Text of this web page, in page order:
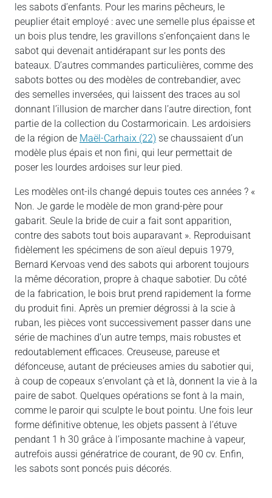
les sabots d’enfants. Pour les marins pêcheurs, le
peuplier était employé : avec une semelle plus épaisse et
un bois plus tendre, les gravillons s’enfonçaient dans le
sabot qui devenait antidérapant sur les ponts des
bateaux. D’autres commandes particulières, comme des
sabots bottes ou des modèles de contrebandier, avec
des semelles inversées, qui laissent des traces au sol
donnant l’illusion de marcher dans l’autre direction, font
partie de la collection du Costarmoricain. Les ardoisiers
de la région de Maël-Carhaix (22) se chaussaient d’un
modèle plus épais et non fini, qui leur permettait de
poser les lourdes ardoises sur leur pied.
Les modèles ont-ils changé depuis toutes ces années ? «
Non. Je garde le modèle de mon grand-père pour
gabarit. Seule la bride de cuir a fait sont apparition,
contre des sabots tout bois auparavant ». Reproduisant
fidèlement les spécimens de son aïeul depuis 1979,
Bernard Kervoas vend des sabots qui arborent toujours
la même décoration, propre à chaque sabotier. Du côté
de la fabrication, le bois brut prend rapidement la forme
du produit fini. Après un premier dégrossi à la scie à
ruban, les pièces vont successivement passer dans une
série de machines d’un autre temps, mais robustes et
redoutablement efficaces. Creuseuse, pareuse et
défonceuse, autant de précieuses amies du sabotier qui,
à coup de copeaux s’envolant çà et là, donnent la vie à la
paire de sabot. Quelques opérations se font à la main,
comme le paroir qui sculpte le bout pointu. Une fois leur
forme définitive obtenue, les objets passent à l’étuve
pendant 1 h 30 grâce à l’imposante machine à vapeur,
autrefois aussi génératrice de courant, de 90 cv. Enfin,
les sabots sont poncés puis décorés.